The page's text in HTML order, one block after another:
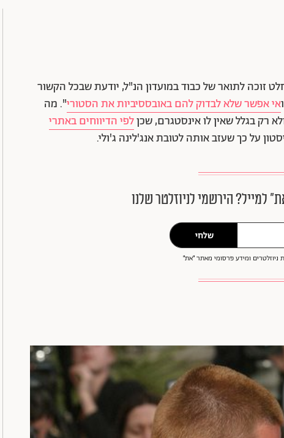
זוכה לתואר של כבוד במועדון הנ"ל, יודעת שבכל הקשור
אי אפשר שלא לבדוק להם באובססיביות את הסטורי". מה
רק בגלל שאין לו אינסטגרם, שכןלפי הדיווחים באתרי
על כך שעזב אותה לטובת אנג'לינה ג'ולי.
למייל? הירשמי לניוזלטר שלנו
שלחי
ומידע פרסומי מאתר ״את״